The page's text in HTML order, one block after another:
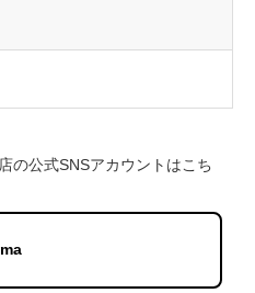
の公式SNSアカウントはこち